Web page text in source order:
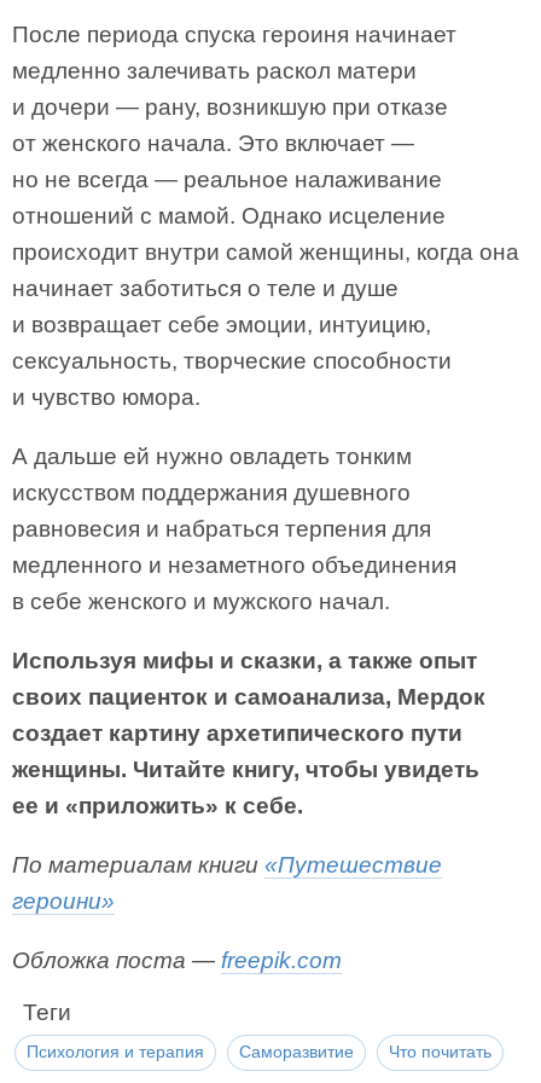
После периода спуска героиня начинает
медленно залечивать раскол матери
и дочери — рану, возникшую при отказе
от женского начала. Это включает —
но не всегда — реальное налаживание
отношений с мамой. Однако исцеление
происходит внутри самой женщины, когда она
начинает заботиться о теле и душе
и возвращает себе эмоции, интуицию,
сексуальность, творческие способности
и чувство юмора.
А дальше ей нужно овладеть тонким
искусством поддержания душевного
равновесия и набраться терпения для
медленного и незаметного объединения
в себе женского и мужского начал.
Используя мифы и сказки, а также опыт
своих пациенток и самоанализа, Мердок
создает картину архетипического пути
женщины. Читайте книгу, чтобы увидеть
ее и «приложить» к себе.
По материалам книги «Путешествие
героини»
Обложка поста — freepik.com
Теги
Психология и терапия Саморазвитие Что почитать